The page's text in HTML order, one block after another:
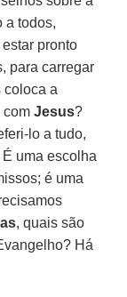
a todos,
pronto
para carregar
coloca a
comJesus?
lo a tudo,
uma escolha
é uma
, quais são
Há